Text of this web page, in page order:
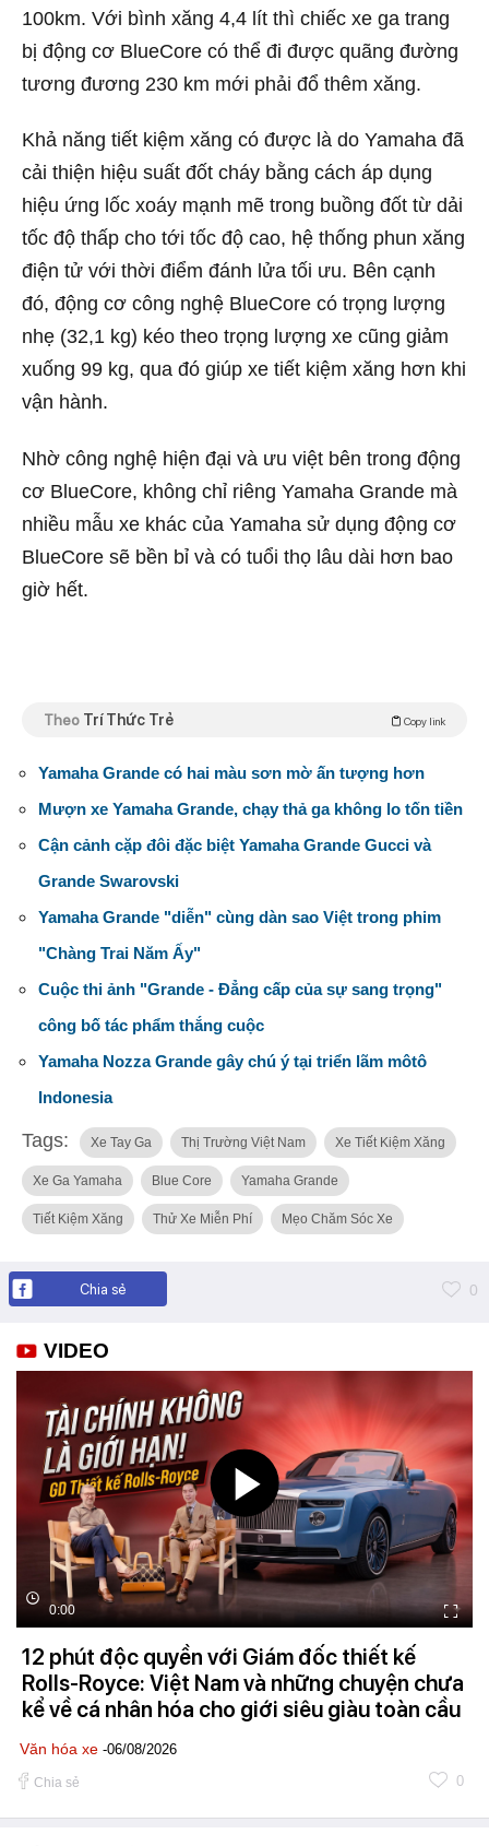
100km. Với bình xăng 4,4 lít thì chiếc xe ga trang
bị động cơ BlueCore có thể đi được quãng đường
tương đương 230 km mới phải đổ thêm xăng.
Khả năng tiết kiệm xăng có được là do Yamaha đã
cải thiện hiệu suất đốt cháy bằng cách áp dụng
hiệu ứng lốc xoáy mạnh mẽ trong buồng đốt từ dải
tốc độ thấp cho tới tốc độ cao, hệ thống phun xăng
điện tử với thời điểm đánh lửa tối ưu. Bên cạnh
đó, động cơ công nghệ BlueCore có trọng lượng
nhẹ (32,1 kg) kéo theo trọng lượng xe cũng giảm
xuống 99 kg, qua đó giúp xe tiết kiệm xăng hơn khi
vận hành.
Nhờ công nghệ hiện đại và ưu việt bên trong động
cơ BlueCore, không chỉ riêng Yamaha Grande mà
nhiều mẫu xe khác của Yamaha sử dụng động cơ
BlueCore sẽ bền bỉ và có tuổi thọ lâu dài hơn bao
giờ hết.
Theo Trí Thức Trẻ Copy link
Yamaha Grande có hai màu sơn mờ ấn tượng hơn
Mượn xe Yamaha Grande, chạy thả ga không lo tốn tiền
Cận cảnh cặp đôi đặc biệt Yamaha Grande Gucci và
Grande Swarovski
Yamaha Grande "diễn" cùng dàn sao Việt trong phim
"Chàng Trai Năm Ấy"
Cuộc thi ảnh "Grande - Đẳng cấp của sự sang trọng"
công bố tác phẩm thắng cuộc
Yamaha Nozza Grande gây chú ý tại triển lãm môtô
Indonesia
Tags: Xe Tay Ga Thị Trường Việt Nam Xe Tiết Kiệm Xăng
Xe Ga Yamaha Blue Core Yamaha Grande
Tiết Kiệm Xăng Thử Xe Miễn Phí Mẹo Chăm Sóc Xe
Chia sẻ 0
VIDEO
0:00
12 phút độc quyền với Giám đốc thiết kế
Rolls-Royce: Việt Nam và những chuyện chưa
kể về cá nhân hóa cho giới siêu giàu toàn cầu
Văn hóa xe -06/08/2026
Chia sẻ 0